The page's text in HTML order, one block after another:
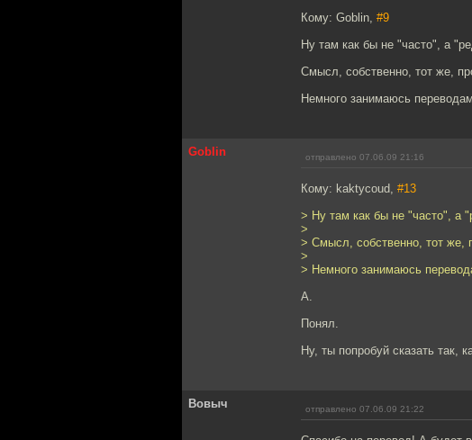
Кому: Goblin, #9
Ну там как бы не "часто", а
Смысл, собственно, тот же,
Немного занимаюсь
Goblin отправлено 07.06.09 21:16
Кому: kaktycoud, #13
> Ну там как бы не "часто", а
>
> Смысл, собственно, тот же,
>
> Немного занимаюсь
А.
Понял.
Ну, ты попробуй сказать так,
Вовыч отправлено 07.06.09 21:22